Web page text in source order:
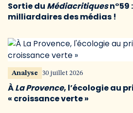
Sortie du Médiacritiquesn°59
milliardaires des médias !
Analyse 30 juillet 2026
ÀLa Provence, l’écologie au
« croissance verte »